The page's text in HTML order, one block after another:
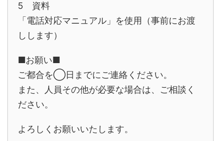
5 資料
「電話対応マニュアル」を使用（事前にお渡
しします）
■お願い■
ご都合を◯日までにご連絡ください。
また、人員その他が必要な場合は、ご相談く
ださい。
よろしくお願いいたします。